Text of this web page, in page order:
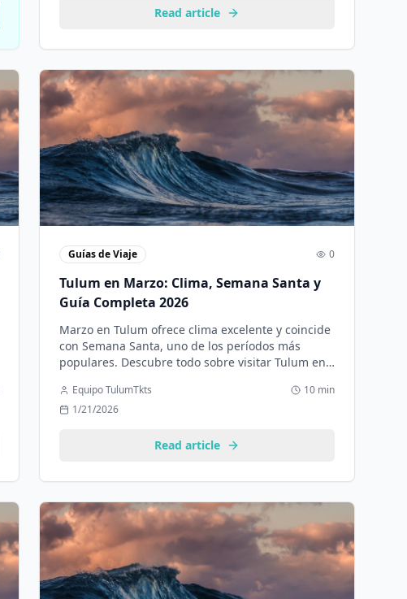
Read article
Guías de Viaje 0
Tulum en Marzo: Clima, Semana Santa y
Guía Completa 2026
Marzo en Tulum ofrece clima excelente y coincide
con Semana Santa, uno de los períodos más
populares. Descubre todo sobre visitar Tulum en
Equipo TulumTkts
10 min
1/21/2026
Read article